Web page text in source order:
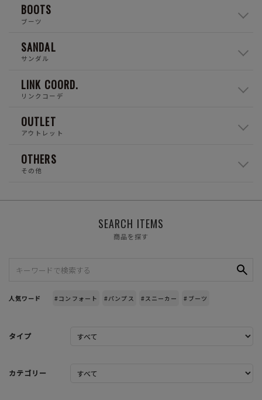
BOOTS
ブーツ
SANDAL
サンダル
LINK COORD.
リンクコーデ
OUTLET
アウトレット
OTHERS
その他
SEARCH ITEMS
商品を探す
人気ワード #コンフォート #パンプス #スニーカー #ブーツ
タイプ
カテゴリー